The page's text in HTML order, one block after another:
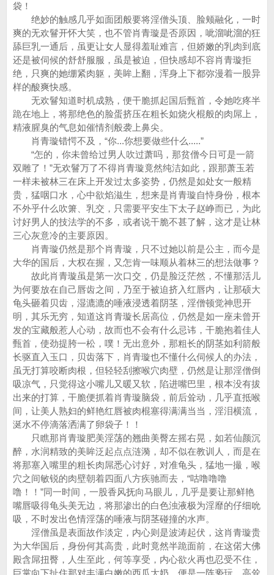
袋！
绝妙的触感几乎如面团般要将淫僧头顶、脸颊融化，一时
爽的无欢鬙开怀大笑，也不管肖青璇是否原因，呲溜呲溜的狂
舔巨乳一通后，虽更让女人显得羞耻难言，但娇嫩的乳肉到底
还是被伺候的舒舒服服，虽是被迫，但快感却不容肖青璇拒
绝，只爽的她绷紧肉躯，美眸上翻，浑身上下都弥漫着一股异
样的酸爽快感。
无欢鬙知道时机成熟，便干脆抓起国后甄首，令她吃疼半
跪在地上，将那绝色的脸蛋挤压在粗长如烧火棍般的肉屌上，
精液腥臭的气息如催情剂般袭上鼻尖。
肖青璇错愕不及，“你...你想要做些什么.....”
“怎的，你未曾给过男人吹过萧吗，那贫僧今日可是一箭
双雕了！”无欢鬙万了不得肖青璇竟然纯洁如此，跟那萧玉若
一样未被林三在床上开发过太多姿势，仍然是如处女一般精
贵，猛咽口水，心中欲焰滋生，想来是肖青璇自恃身份，根本
不外乎什么吹箫、乳交，只需要平安生下太子赵峥而已，为此
讨好男人的技法学的不多，或者说干脆不甚了解，这才是让林
三心灰意冷的主要原因。
肖青璇仍然是那个肖青璇，只不过她以前是公主，而今是
大华的国后，大权在握，又怎肯一味顺从着林三的想法做事？
故此肖青璇虽是第一次口交，仍是脸泛茫然，不懂那活儿
为何要放在自己唇齿之间，乃至于被迫挤入红唇内，让那硕大
龟头砸着贝齿，湿漉漉的唾液浸透着阴茎，淫僧顿觉神思开
明，其乐无穷，知道这肖青璇长居高位，仍然是如一座未曾开
发的宝藏般惹人心动，故而也不会有什么忌讳，干脆抱着佳人
甄首，使劲提胯一松，噗！无出意外，那粗长的阴茎如利箭般
长驱直入玉口，贝齿落下，肖青璇也不懂什么伺候人的办法，
虽无打算咬断肉根，但轻轻刮擦喉穴肉壁，仍然是让那淫僧倒
吸凉气，只觉得这小嘴儿又暖又软，陷进嘴巴里，根本没有拔
出来的打算，干脆便抓着肖青璇脑袋，前后耸动，几乎直抵喉
间，让美人熟妇的鲜艳红唇被肉棍塞得满满当当，淫泪横流，
涎水不停滴落洒满了卵袋子！！
只瞧那肖青璇肥美淫荡的翘曲美臀左摇右晃，如若仙颜沉
醉，水润精致的美眸泛起点点涟漪，却不似在教训人，而是在
将那塞入嘴里的粗长肉屌悉心讨好，对准龟头，猛地一撮，喉
穴之间敏锐的肉壁朝着四面八方疾驰而去，“咕噜噜噜
噜！！”同一时间，一股香风抚向马眼儿，几乎是要让那鲜艳
嘴唇吸得龟头美无边，将那渗出的白色浊液极为淫靡的仔细吮
吸，不时发出色情淫荡的唾液与阴茎碰撞的水声。
淫僧虽是表面故作淡定，内心则是波涛起伏，这肖青璇贵
为大华国后，身份何其高贵，此时竟然半跪面前，在这偌大佛
殿含屌扭臀，人生至此，何等享受，内心欲火再也忍受不住，
巨掌向下扯住那对丰满白嫩的西瓜大奶，便是一阵亵玩，高耸